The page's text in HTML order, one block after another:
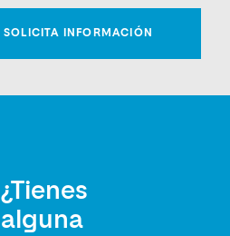
¿Tienes
alguna